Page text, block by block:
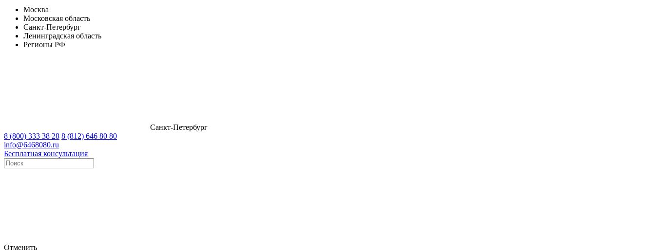
Москва
Московская область
Санкт-Петербург
Ленинградская область
Регионы РФ
Санкт-Петербург
8 (800) 333 38 28 8 (812) 646 80 80
info@6468080.ru
Бесплатная консультация
Отменить